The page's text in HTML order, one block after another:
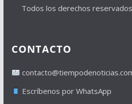
Todos los derechos
CONTACTO
Escríbenos por WhatsApp